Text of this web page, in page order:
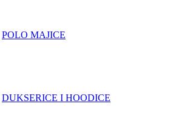
POLO MAJICE
DUKSERICE I HOODICE